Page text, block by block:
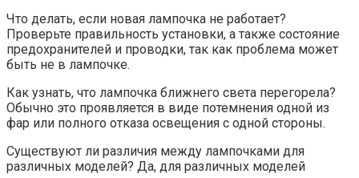
Что делать, если новая лампочка не работает?
Проверьте правильность установки, а также состояние
предохранителей и проводки, так как проблема может
быть не в лампочке.
Как узнать, что лампочка ближнего света перегорела?
Обычно это проявляется в виде потемнения одной из
фар или полного отказа освещения с одной стороны.
Существуют ли различия между лампочками для
различных моделей? Да, для различных моделей